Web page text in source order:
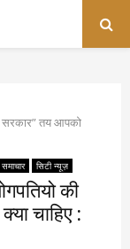
सरकार” तय आपको
समाचार सिटी न्यूज़
की
चाहिए :